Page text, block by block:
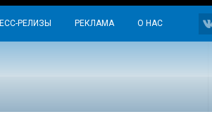
РЕЛИЗЫ РЕКЛАМА О НАС